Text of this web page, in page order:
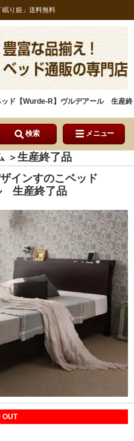
眠り姫」送料無料
ッド【Wurde-R】ヴルデアール 生産終
検索 メニュー
＞生産終了品
インすのこベッド
生産終了品
OUT